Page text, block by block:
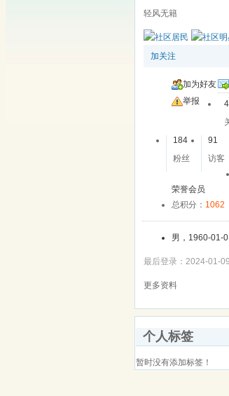
轻风无籍
加关注
加为好友
举报
184
粉丝
91
访客
荣誉会员
总积分： 1062
男，1960-01-
最后登录：2024-01-09
更多资料
个人标签
暂时没有添加标签！